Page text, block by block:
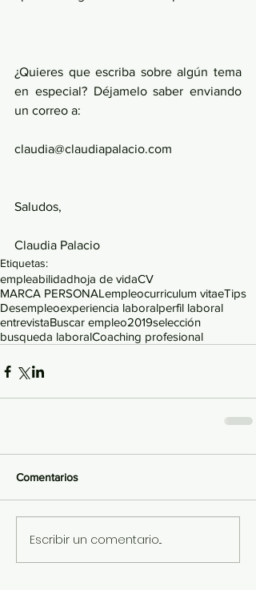
¿Quieres que escriba sobre algún tema
en especial? Déjamelo saber enviando
un correo a:
claudia@claudiapalacio.com
Saludos,
Claudia Palacio
Etiquetas:
empleabilidadhoja de vidaCV
MARCA PERSONALempleocurriculum vitaeTips
Desempleoexperiencia laboralperfil laboral
entrevistaBuscar empleo2019selección
busqueda laboralCoaching profesional
Comentarios
Escribir un comentario...